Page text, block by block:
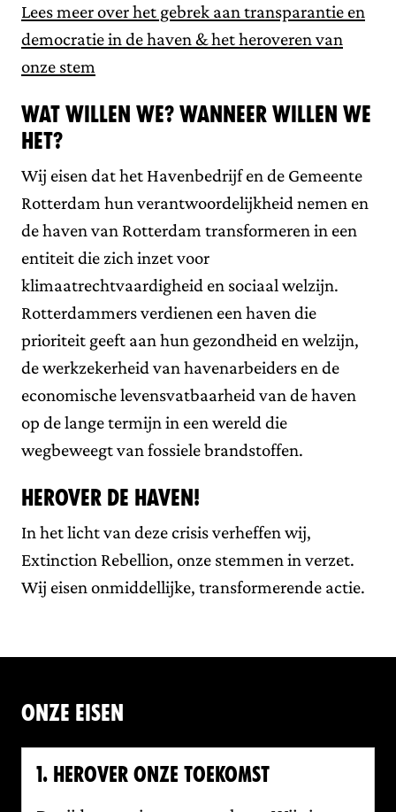
Lees meer over het gebrek aan transparantie en
democratie in de haven & het heroveren van
onze stem
Wat willen we? Wanneer willen we
het?
Wij eisen dat het Havenbedrijf en de Gemeente
Rotterdam hun verantwoordelijkheid nemen en
de haven van Rotterdam transformeren in een
entiteit die zich inzet voor
klimaatrechtvaardigheid en sociaal welzijn.
Rotterdammers verdienen een haven die
prioriteit geeft aan hun gezondheid en welzijn,
de werkzekerheid van havenarbeiders en de
economische levensvatbaarheid van de haven
op de lange termijn in een wereld die
wegbeweegt van fossiele brandstoffen.
Herover de Haven!
In het licht van deze crisis verheffen wij,
Extinction Rebellion, onze stemmen in verzet.
Wij eisen onmiddellijke, transformerende actie.
Onze eisen
1. HEROVER ONZE TOEKOMST